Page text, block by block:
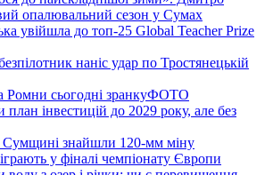
опалювальний сезон у Сумах
увійшла до топ-25 Global Teacher Prize
наніс удар по Тростянецькій
Ромни сьогодні зранкуФОТО
інвестицій до 2029 року, але без
Сумщині знайшли 120-мм міну
у фіналі чемпіонату Європи